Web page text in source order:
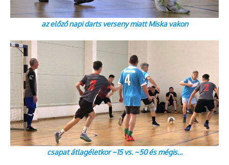
az előző napi darts verseny miatt Miska vakon
csapat átlagéletkor ~15 vs. ~50 és mégis…